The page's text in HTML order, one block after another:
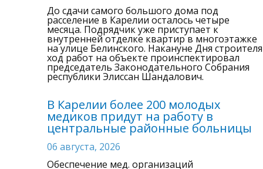
До сдачи самого большого дома под
расселение в Карелии осталось четыре
месяца. Подрядчик уже приступает к
внутренней отделке квартир в многоэтажке
на улице Белинского. Накануне Дня строителя
ход работ на объекте проинспектировал
председатель Законодательного Собрания
республики Элиссан Шандалович.
В Карелии более 200 молодых
медиков придут на работу в
центральные районные больницы
06 августа, 2026
Обеспечение мед. организаций